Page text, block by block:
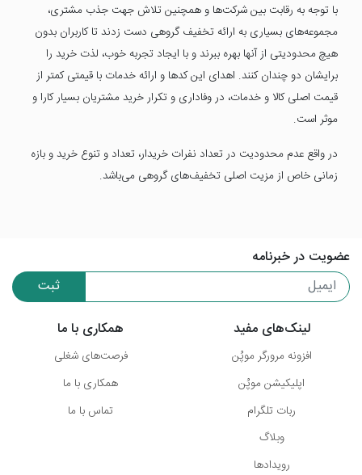
با توجه به رقابت بین شرکت‌ها و همچنین تلاش جهت جذب مشتری،
مجموعه‌های بسیاری به ارائه تخفیف گروهی دست زدند تا کاربران بدون
هیچ محدودیتی از آنها بهره ببرند و با ایجاد تجربه خوب، لذت خرید را
برایشان دو چندان کنند. اهدای این کدها و ارائه خدمات با قیمتی کمتر از
قیمت اصلی کالا و خدمات، در وفاداری و تکرار خرید مشتریان بسیار کارا و
موثر است.
در واقع عدم محدودیت در تعداد نفرات خریدار، تعداد و تنوع خرید و بازه
زمانی خاص از مزیت اصلی تخفیف‌های گروهی می‌باشد.
عضویت در خبرنامه
ثبت
لینک‌های مفید
افزونه مرورگر موپُن
اپلیکیشن موپُن
ربات تلگرام
وبلاگ
رویدادها
همکاری با ما
فرصت‌های شغلی
همکاری با ما
تماس با ما